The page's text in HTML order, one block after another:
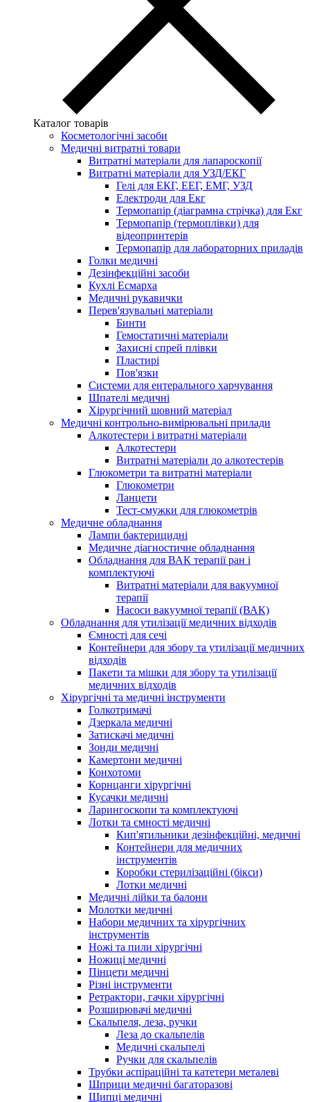
Каталог товарів
Косметологічні засоби
Медичні витратні товари
Витратні матеріали для лапароскопії
Витратні матеріали для УЗД/ЕКГ
Гелі для ЕКГ, ЕЕГ, ЕМГ, УЗД
Електроди для Екг
Термопапір (діаграмна стрічка) для Екг
Термопапір (термоплівки) для
відеопринтерів
Термопапір для лабораторних приладів
Голки медичні
Дезінфекційні засоби
Кухлі Есмарха
Медичні рукавички
Перев'язувальні матеріали
Бинти
Гемостатичні матеріали
Захисні спрей плівки
Пластирі
Пов'язки
Системи для ентерального харчування
Шпателі медичні
Хірургічний шовний матеріал
Медичні контрольно-вимірювальні прилади
Алкотестери і витратні матеріали
Алкотестери
Витратні матеріали до алкотестерів
Глюкометри та витратні матеріали
Глюкометри
Ланцети
Тест-смужки для глюкометрів
Медичне обладнання
Лампи бактерицидні
Медичне діагностичне обладнання
Обладнання для ВАК терапії ран і
комплектуючі
Витратні матеріали для вакуумної
терапії
Насоси вакуумної терапії (ВАК)
Обладнання для утилізації медичних відходів
Ємності для сечі
Контейнери для збору та утилізації медичних
відходів
Пакети та мішки для збору та утилізації
медичних відходів
Хірургічні та медичні інструменти
Голкотримачі
Дзеркала медичні
Затискачі медичні
Зонди медичні
Камертони медичні
Конхотоми
Корнцанги хірургічні
Кусачки медичні
Ларингоскопи та комплектуючі
Лотки та ємності медичні
Кип'ятильники дезінфекційні, медичні
Контейнери для медичних
інструментів
Коробки стерилізаційні (бікси)
Лотки медичні
Медичні лійки та балони
Молотки медичні
Набори медичних та хірургічних
інструментів
Ножі та пили хірургічні
Ножиці медичні
Пінцети медичні
Різні інструменти
Ретрактори, гачки хірургічні
Розширювачі медичні
Скальпеля, леза, ручки
Леза до скальпелів
Медичні скальпелі
Ручки для скальпелів
Трубки аспіраційні та катетери металеві
Шприци медичні багаторазові
Щипці медичні